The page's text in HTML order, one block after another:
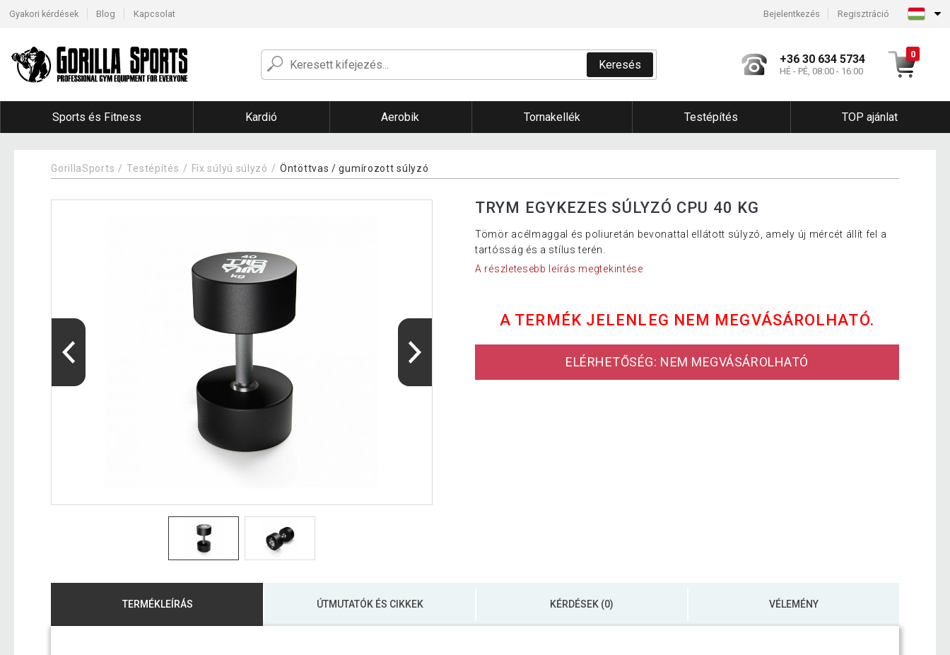
Gyakori kérdések Blog Kapcsolat Bejelentkezés Regisztráció
Keresés +36 30 634 5734
HÉ - PÉ, 08:00 - 16:00
0
Sports és Fitness Kardió Aerobik Tornakellék Testépítés TOP ajánlat
GorillaSports Testépítés Fix súlyú súlyzó Öntöttvas / gumírozott súlyzó
TRYM EGYKEZES SÚLYZÓ CPU 40 KG
Tömör acélmaggal és poliuretán bevonattal ellátott súlyzó, amely új mércét állít fel a
tartósság és a stílus terén.
A részletesebb leírás megtekintése
A TERMÉK JELENLEG NEM MEGVÁSÁROLHATÓ.
ELÉRHETŐSÉG: NEM MEGVÁSÁROLHATÓ
TERMÉKLEÍRÁS ÚTMUTATÓK ÉS CIKKEK KÉRDÉSEK (0) VÉLEMÉNY